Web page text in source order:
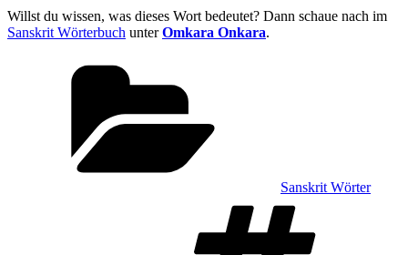
Willst du wissen, was dieses Wort bedeutet? Dann schaue nach im
Sanskrit Wörterbuch unterOmkara Onkara.
Sanskrit Wörter